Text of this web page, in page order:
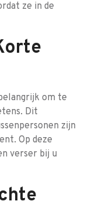
ze in de
om te
Dit
zijn
Op deze
verser bij u